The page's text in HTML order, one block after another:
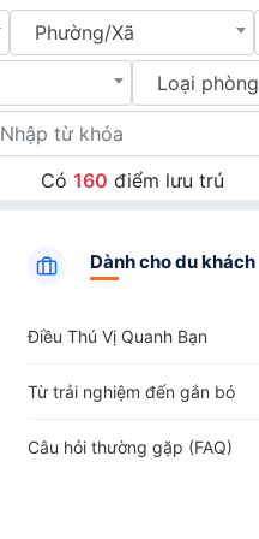
Phường/Xã
Loại phòng
Có 160 điểm lưu trú
Dành cho du khách
Điều Thú Vị Quanh Bạn
Từ trải nghiệm đến gắn bó
Câu hỏi thường gặp (FAQ)